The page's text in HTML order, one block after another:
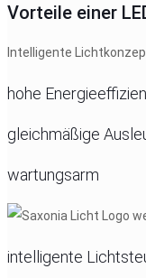
Vorteile einer
Intelligente
hohe
gleichmäßige
wartungsarm
intelligente